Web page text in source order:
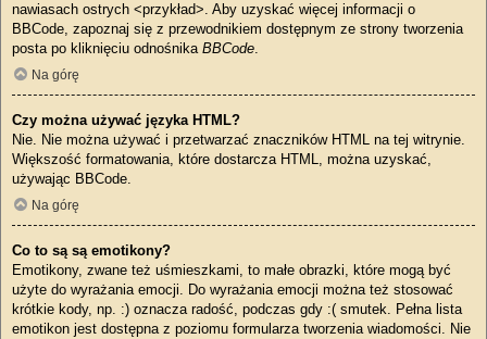
nawiasach ostrych <przykład>. Aby uzyskać więcej informacji o
BBCode, zapoznaj się z przewodnikiem dostępnym ze strony tworzenia
posta po kliknięciu odnośnika BBCode.
Na górę
Czy można używać języka HTML?
Nie. Nie można używać i przetwarzać znaczników HTML na tej witrynie.
Większość formatowania, które dostarcza HTML, można uzyskać,
używając BBCode.
Na górę
Co to są są emotikony?
Emotikony, zwane też uśmieszkami, to małe obrazki, które mogą być
użyte do wyrażania emocji. Do wyrażania emocji można też stosować
krótkie kody, np. :) oznacza radość, podczas gdy :( smutek. Pełna lista
emotikon jest dostępna z poziomu formularza tworzenia wiadomości. Nie